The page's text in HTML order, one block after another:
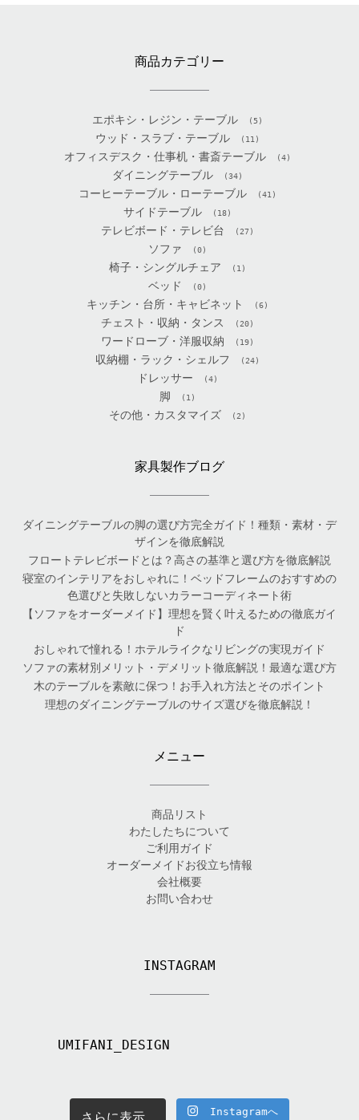
商品カテゴリー
エポキシ・レジン・テーブル (5)
ウッド・スラブ・テーブル (11)
オフィスデスク・仕事机・書斎テーブル (4)
ダイニングテーブル (34)
コーヒーテーブル・ローテーブル (41)
サイドテーブル (18)
テレビボード・テレビ台 (27)
ソファ (0)
椅子・シングルチェア (1)
ベッド (0)
キッチン・台所・キャビネット (6)
チェスト・収納・タンス (20)
ワードローブ・洋服収納 (19)
収納棚・ラック・シェルフ (24)
ドレッサー (4)
脚 (1)
その他・カスタマイズ (2)
家具製作ブログ
ダイニングテーブルの脚の選び方完全ガイド！種類・素材・デ
ザインを徹底解説
フロートテレビボードとは？高さの基準と選び方を徹底解説
寝室のインテリアをおしゃれに！ベッドフレームのおすすめの
色選びと失敗しないカラーコーディネート術
【ソファをオーダーメイド】理想を賢く叶えるための徹底ガイ
ド
おしゃれで憧れる！ホテルライクなリビングの実現ガイド
ソファの素材別メリット・デメリット徹底解説！最適な選び方
木のテーブルを素敵に保つ！お手入れ方法とそのポイント
理想のダイニングテーブルのサイズ選びを徹底解説！
メニュー
商品リスト
わたしたちについて
ご利用ガイド
オーダーメイドお役立ち情報
会社概要
お問い合わせ
INSTAGRAM
UMIFANI_DESIGN
さらに表示... Instagramへ